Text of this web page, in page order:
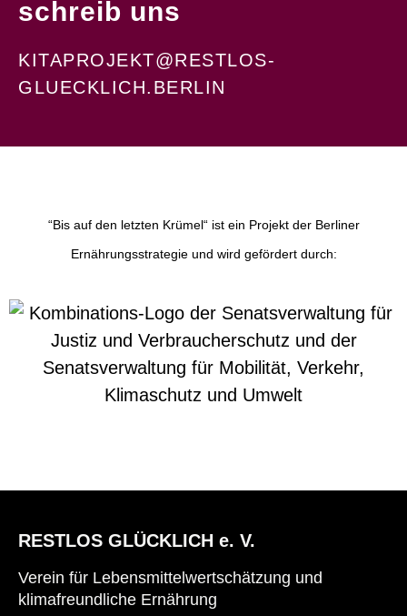
schreib uns
KITAPROJEKT@RESTLOS-
GLUECKLICH.BERLIN
“Bis auf den letzten Krümel“ ist ein Projekt der Berliner
Ernährungsstrategie und wird gefördert durch:
RESTLOS GLÜCKLICH e. V.
Verein für Lebensmittelwertschätzung und
klimafreundliche Ernährung